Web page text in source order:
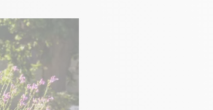
vos Options